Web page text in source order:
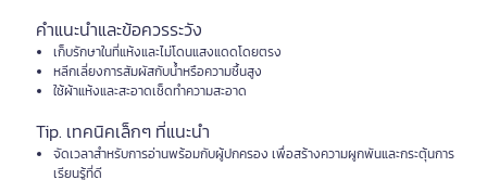
คำแนะนำและข้อควรระวัง
เก็บรักษาในที่แห้งและไม่โดนแสงแดดโดยตรง
หลีกเลี่ยงการสัมผัสกับน้ำหรือความชื้นสูง
ใช้ผ้าแห้งและสะอาดเช็ดทำความสะอาด
Tip. เทคนิคเล็กๆ ที่แนะนำ
จัดเวลาสำหรับการอ่านพร้อมกับผู้ปกครอง เพื่อสร้างความผูกพันและกระตุ้นการ
เรียนรู้ที่ดี